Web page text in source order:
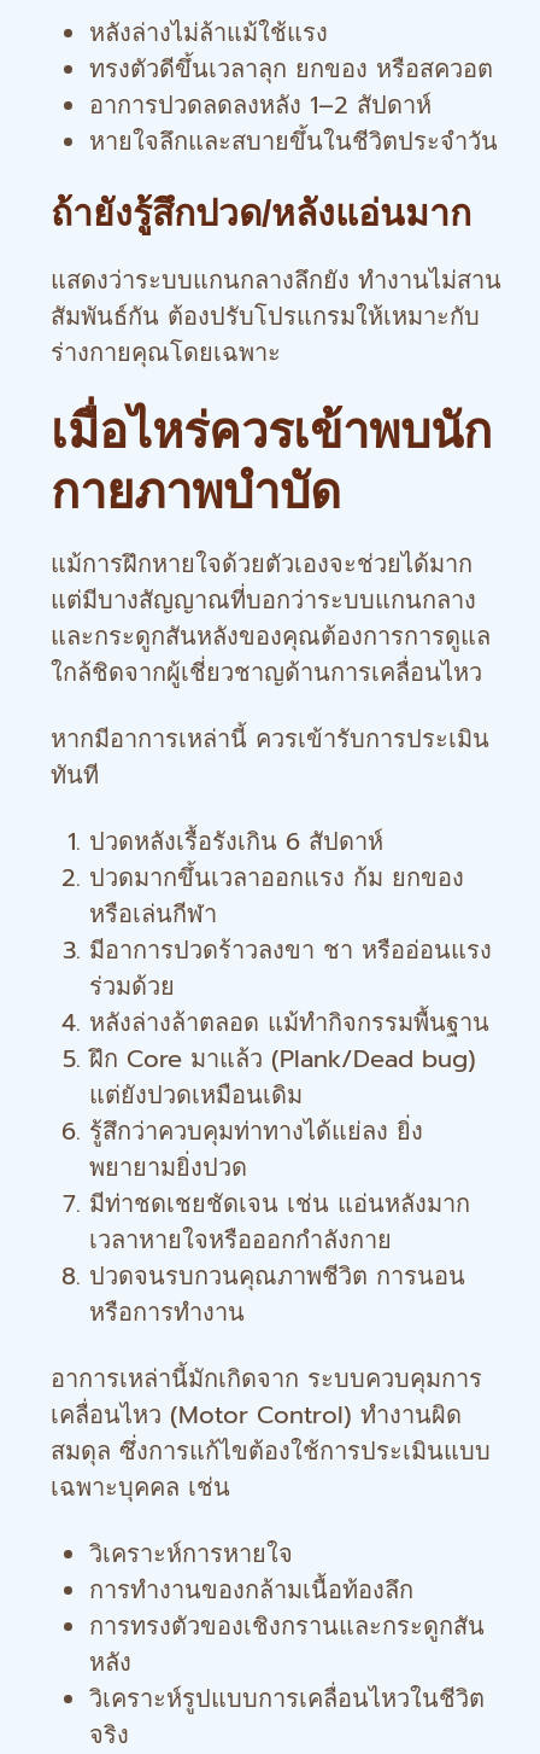
หลังล่างไม่ล้าแม้ใช้แรง
ทรงตัวดีขึ้นเวลาลุก ยกของ หรือสควอต
อาการปวดลดลงหลัง 1–2 สัปดาห์
หายใจลึกและสบายขึ้นในชีวิตประจำวัน
ถ้ายังรู้สึกปวด/หลังแอ่นมาก
แสดงว่าระบบแกนกลางลึกยัง ทำงานไม่สาน
สัมพันธ์กัน ต้องปรับโปรแกรมให้เหมาะกับ
ร่างกายคุณโดยเฉพาะ
เมื่อไหร่ควรเข้าพบนัก
กายภาพบำบัด
แม้การฝึกหายใจด้วยตัวเองจะช่วยได้มาก
แต่มีบางสัญญาณที่บอกว่าระบบแกนกลาง
และกระดูกสันหลังของคุณต้องการการดูแล
ใกล้ชิดจากผู้เชี่ยวชาญด้านการเคลื่อนไหว
หากมีอาการเหล่านี้ ควรเข้ารับการประเมิน
ทันที
ปวดหลังเรื้อรังเกิน 6 สัปดาห์
ปวดมากขึ้นเวลาออกแรง ก้ม ยกของ
หรือเล่นกีฬา
มีอาการปวดร้าวลงขา ชา หรืออ่อนแรง
ร่วมด้วย
หลังล่างล้าตลอด แม้ทำกิจกรรมพื้นฐาน
ฝึก Core มาแล้ว (Plank/Dead bug)
แต่ยังปวดเหมือนเดิม
รู้สึกว่าควบคุมท่าทางได้แย่ลง ยิ่ง
พยายามยิ่งปวด
มีท่าชดเชยชัดเจน เช่น แอ่นหลังมาก
เวลาหายใจหรือออกกำลังกาย
ปวดจนรบกวนคุณภาพชีวิต การนอน
หรือการทำงาน
อาการเหล่านี้มักเกิดจาก ระบบควบคุมการ
เคลื่อนไหว (Motor Control) ทำงานผิด
สมดุล ซึ่งการแก้ไขต้องใช้การประเมินแบบ
เฉพาะบุคคล เช่น
วิเคราะห์การหายใจ
การทำงานของกล้ามเนื้อท้องลึก
การทรงตัวของเชิงกรานและกระดูกสัน
หลัง
วิเคราะห์รูปแบบการเคลื่อนไหวในชีวิต
จริง